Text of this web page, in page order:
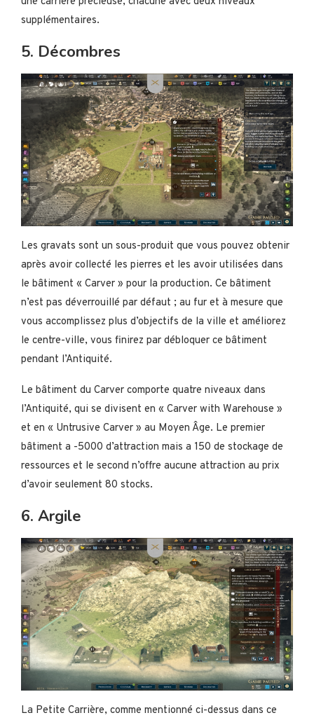
supplémentaires.
5. Décombres
Les gravats sont un sous-produit que vous pouvez obtenir
après avoir collecté les pierres et les avoir utilisées dans
le bâtiment « Carver » pour la production. Ce bâtiment
n’est pas déverrouillé par défaut ; au fur et à mesure que
vous accomplissez plus d’objectifs de la ville et améliorez
le centre-ville, vous finirez par débloquer ce bâtiment
pendant l’Antiquité.
Le bâtiment du Carver comporte quatre niveaux dans
l’Antiquité, qui se divisent en « Carver with Warehouse »
et en « Untrusive Carver » au Moyen Âge. Le premier
bâtiment a -5000 d’attraction mais a 150 de stockage de
ressources et le second n’offre aucune attraction au prix
d’avoir seulement 80 stocks.
6. Argile
La Petite Carrière, comme mentionné ci-dessus dans ce